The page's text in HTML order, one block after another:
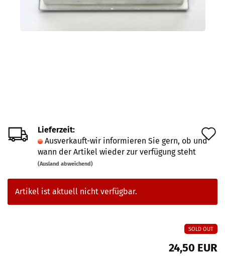
Lieferzeit:
Ausverkauft-wir informieren Sie gern, ob und
wann der Artikel wieder zur verfügung steht
(Ausland abweichend)
Artikel ist aktuell nicht verfügbar.
SOLD OUT
24,50 EUR